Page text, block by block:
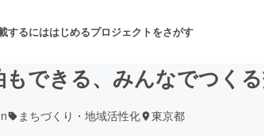
するにははじめるプロジェクトをさがす
できる、みんなでつく
まちづくり・地域活性化 東京都